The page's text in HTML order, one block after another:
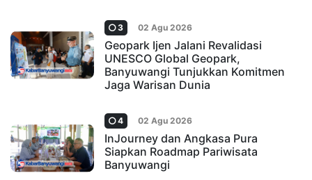
3 02 Agu 2026
Geopark Ijen Jalani Revalidasi
UNESCO Global Geopark,
Banyuwangi Tunjukkan Komitmen
Jaga Warisan Dunia
4 02 Agu 2026
InJourney dan Angkasa Pura
Siapkan Roadmap Pariwisata
Banyuwangi